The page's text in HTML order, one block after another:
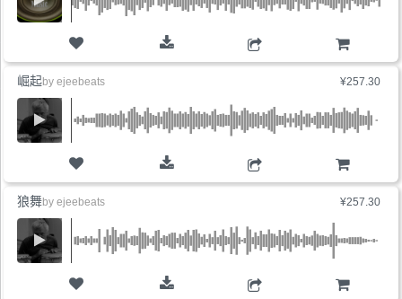
购物车
¥257.30
购物车
崛起by ejeebeats
¥257.30
狼舞by ejeebeats